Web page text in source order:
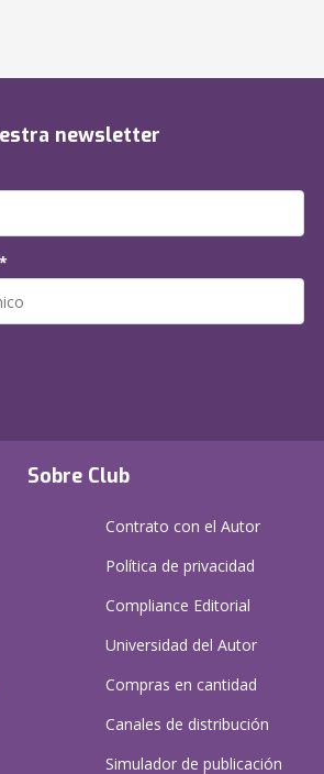
Sobre Club
Contrato con el Autor
Política de privacidad
Compliance Editorial
Universidad del Autor
Compras en cantidad
Canales de distribución
Simulador de publicación
newsletter